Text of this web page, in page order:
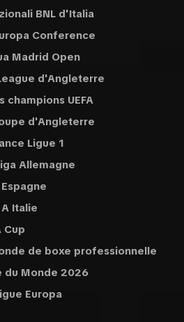
BNL d'Italia
Conference
Madrid Open
d'Angleterre
champions UEFA
d'Angleterre
Ligue 1
Allemagne
Espagne
A Italie
Cup
de boxe professionnelle
du Monde 2026
Europa